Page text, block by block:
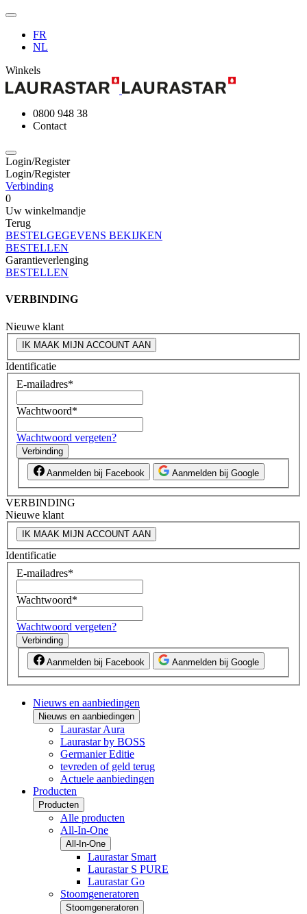
FR
NL
Winkels
0800 948 38
Contact
Login/Register
Login/Register
Verbinding
0
Uw winkelmandje
Terug
BESTELGEGEVENS BEKIJKEN
BESTELLEN
Garantieverlenging
BESTELLEN
VERBINDING
Nieuwe klant
IK MAAK MIJN ACCOUNT AAN
Identificatie
E-mailadres*
Wachtwoord*
Wachtwoord vergeten?
Verbinding
Aanmelden bij Facebook Aanmelden bij Google
VERBINDING
Nieuwe klant
IK MAAK MIJN ACCOUNT AAN
Identificatie
E-mailadres*
Wachtwoord*
Wachtwoord vergeten?
Verbinding
Aanmelden bij Facebook Aanmelden bij Google
Nieuws en aanbiedingen
Nieuws en aanbiedingen
Laurastar Aura
Laurastar by BOSS
Germanier Editie
tevreden of geld terug
Actuele aanbiedingen
Producten
Producten
Alle producten
All-In-One
All-In-One
Laurastar Smart
Laurastar S PURE
Laurastar Go
Stoomgeneratoren
Stoomgeneratoren